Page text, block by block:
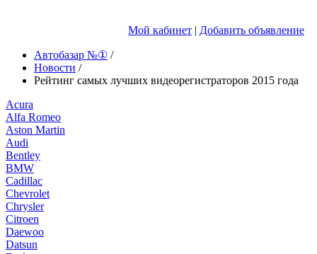
Мой кабинет | Добавить объявление
Автобазар №① /
Новости /
Рейтинг самых лучших видеорегистраторов 2015 года
Acura
Alfa Romeo
Aston Martin
Audi
Bentley
BMW
Cadillac
Chevrolet
Chrysler
Citroen
Daewoo
Datsun